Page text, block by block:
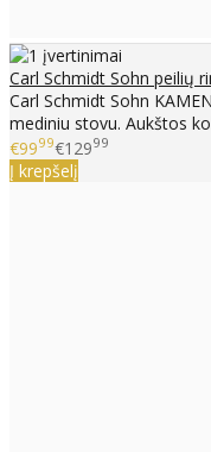
Carl Schmidt Sohn peilių
Carl Schmidt Sohn
mediniu stovu. Aukštos
€9999€12999
Į krepšelį